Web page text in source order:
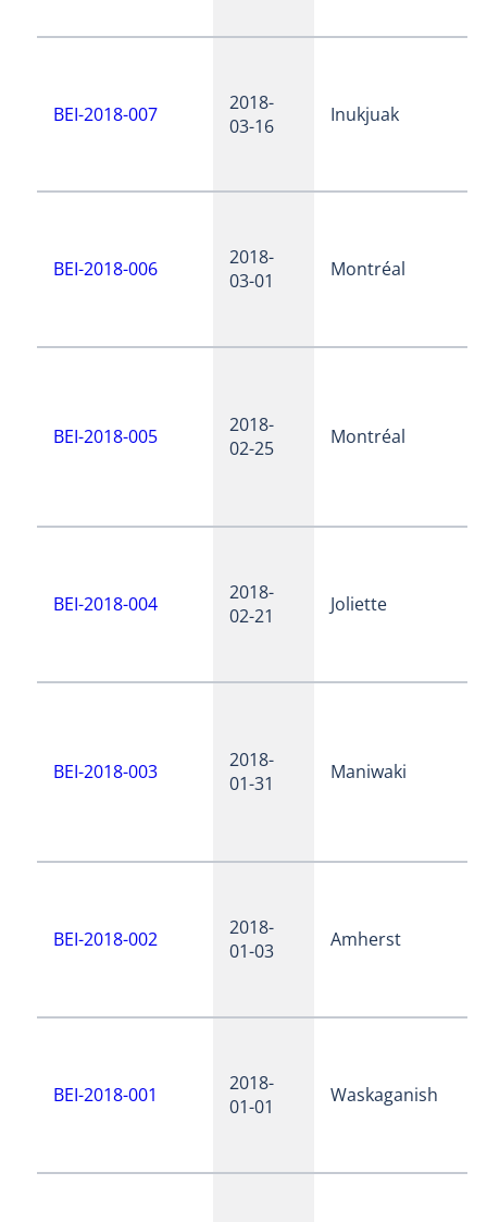
BEI-2018-007
2018-
03-16
Inukjuak
BEI-2018-006
2018-
03-01
Montréal
BEI-2018-005
2018-
02-25
Montréal
BEI-2018-004
2018-
02-21
Joliette
BEI-2018-003
2018-
01-31
Maniwaki
BEI-2018-002
2018-
01-03
Amherst
BEI-2018-001
2018-
01-01
Waskaganish